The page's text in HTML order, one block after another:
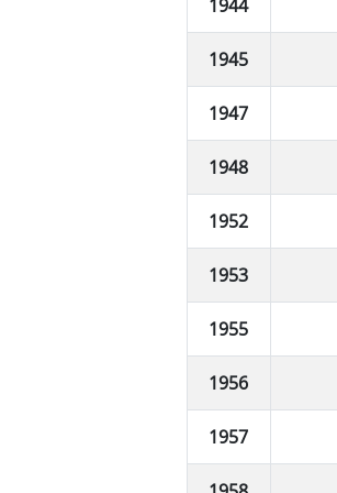
1944
1945
1947
1948
1952
1953
1955
1956
1957